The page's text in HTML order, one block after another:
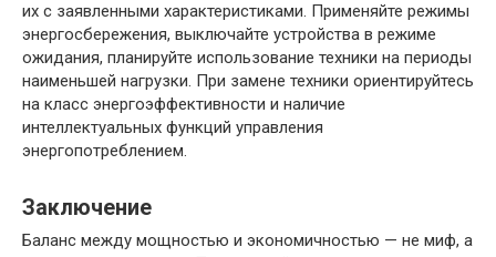
их с заявленными характеристиками. Применяйте режимы
энергосбережения, выключайте устройства в режиме
ожидания, планируйте использование техники на периоды
наименьшей нагрузки. При замене техники ориентируйтесь
на класс энергоэффективности и наличие
интеллектуальных функций управления
энергопотреблением.
Заключение
Баланс между мощностью и экономичностью — не миф, а